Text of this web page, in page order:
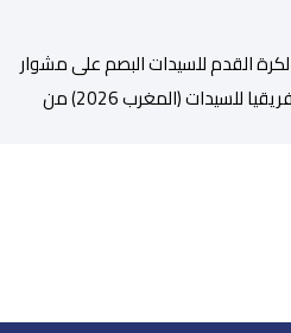
القدم للسيدات البصم على مشوار
متميز في منافسات كأس أمم إفريقيا للسيدات (المغرب 2026) من